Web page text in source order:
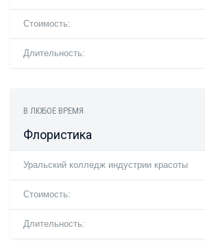
Стоимость:
Длительность:
В ЛЮБОЕ ВРЕМЯ
Флористика
Уральский колледж индустрии красоты
Стоимость:
Длительность: